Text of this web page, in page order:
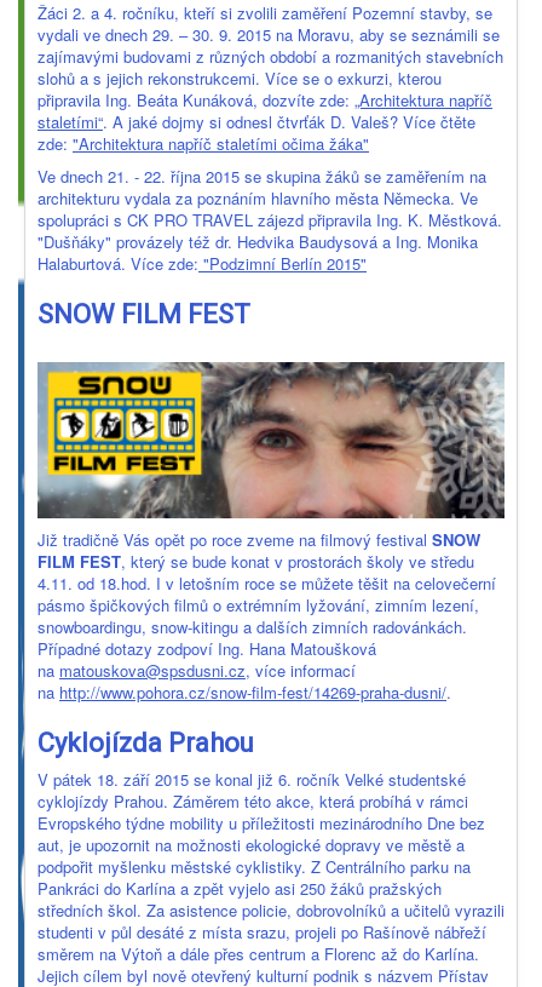
Žáci 2. a 4. ročníku, kteří si zvolili zaměření Pozemní stavby, se
vydali ve dnech 29. – 30. 9. 2015 na Moravu, aby se seznámili se
zajímavými budovami z různých období a rozmanitých stavebních
slohů a s jejich rekonstrukcemi. Více se o exkurzi, kterou
připravila Ing. Beáta Kunáková, dozvíte zde: „Architektura napříč
staletími“. A jaké dojmy si odnesl čtvrťák D. Valeš? Více čtěte
zde: "Architektura napříč staletími očima žáka"
Ve dnech 21. - 22. října 2015 se skupina žáků se zaměřením na
architekturu vydala za poznáním hlavního města Německa. Ve
spolupráci s CK PRO TRAVEL zájezd připravila Ing. K. Městková.
"Dušňáky" provázely též dr. Hedvika Baudysová a Ing. Monika
Halaburtová. Více zde: "Podzimní Berlín 2015"
SNOW FILM FEST
Již tradičně Vás opět po roce zveme na filmový festival SNOW
FILM FEST, který se bude konat v prostorách školy ve středu
4.11. od 18.hod. I v letošním roce se můžete těšit na celovečerní
pásmo špičkových filmů o extrémním lyžování, zimním lezení,
snowboardingu, snow-kitingu a dalších zimních radovánkách.
Případné dotazy zodpoví Ing. Hana Matoušková
na matouskova@spsdusni.cz, více informací
na http://www.pohora.cz/snow-film-fest/14269-praha-dusni/.
Cyklojízda Prahou
V pátek 18. září 2015 se konal již 6. ročník Velké studentské
cyklojízdy Prahou. Záměrem této akce, která probíhá v rámci
Evropského týdne mobility u příležitosti mezinárodního Dne bez
aut, je upozornit na možnosti ekologické dopravy ve městě a
podpořit myšlenku městské cyklistiky. Z Centrálního parku na
Pankráci do Karlína a zpět vyjelo asi 250 žáků pražských
středních škol. Za asistence policie, dobrovolníků a učitelů vyrazili
studenti v půl desáté z místa srazu, projeli po Rašínově nábřeží
směrem na Výtoň a dále přes centrum a Florenc až do Karlína.
Jejich cílem byl nově otevřený kulturní podnik s názvem Přístav